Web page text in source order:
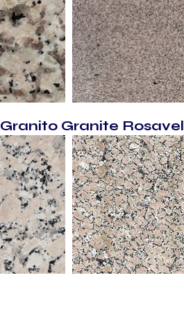
Granito Granite Rosavel